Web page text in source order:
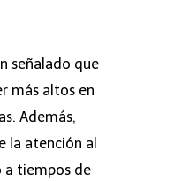
señalado que
más altos en
Además,
la atención al
a tiempos de